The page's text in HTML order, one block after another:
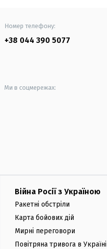
Номер телефону:
+38 044 390 5077
Ми в соцмережах:
Війна Росії з Україною
Ракетні обстріли
Карта бойових дій
Мирні переговори
Повітряна тривога в Україні